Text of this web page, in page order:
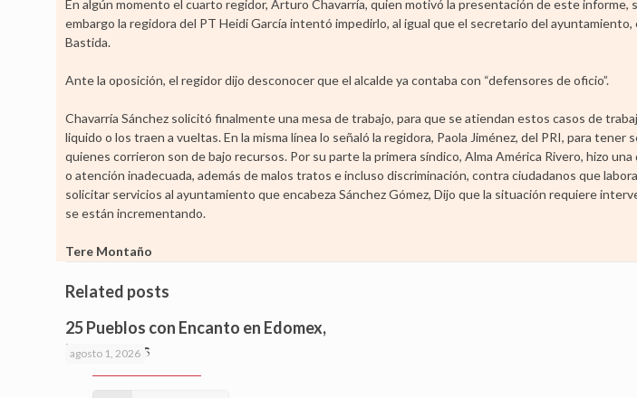
En algún momento el cuarto regidor, Arturo Chavarría, quien motivó la presentación de este informe,
embargo la regidora del PT Heidi García intentó impedirlo, al igual que el secretario del
Bastida.
Ante la oposición, el regidor dijo desconocer que el alcalde ya contaba con “defensores de oficio”.
Chavarría Sánchez solicitó finalmente una mesa de trabajo, para que se atiendan estos casos de
liquido o los traen a vueltas. En la misma línea lo señaló la regidora, Paola Jiménez, del PRI, para tener
quienes corrieron son de bajo recursos. Por su parte la primera síndico, Alma América Rivero, hizo
o atención inadecuada, además de malos tratos e incluso discriminación, contra ciudadanos que
solicitar servicios al ayuntamiento que encabeza Sánchez Gómez, Dijo que la situación requiere
se están incrementando.
Tere Montaño
Related posts
agosto 1, 2026
25 Pueblos con Encanto en Edomex,
imperdibles